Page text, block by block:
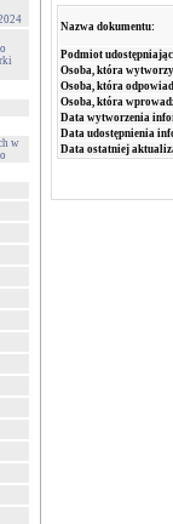
w
Nazwa dokumentu:
Podmiot
Osoba, która
Osoba, która
Osoba, która
Data wytworzenia
Data udostępnienia
Data ostatniej